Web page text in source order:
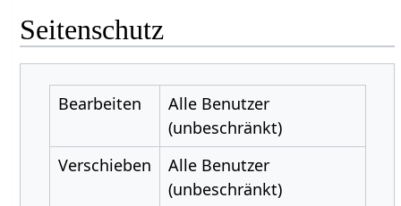
Seitenschutz
Bearbeiten
Alle Benutzer
(unbeschränkt)
Verschieben
Alle Benutzer
(unbeschränkt)